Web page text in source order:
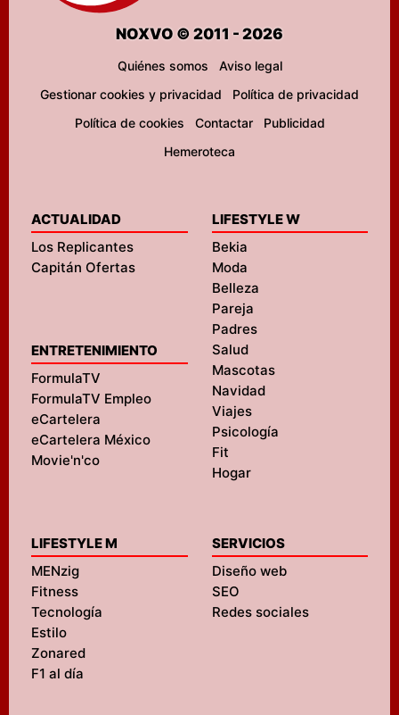
NOXVO © 2011 - 2026
Quiénes somos
Aviso legal
Gestionar cookies y privacidad
Política de privacidad
Política de cookies
Contactar
Publicidad
Hemeroteca
ACTUALIDAD
Los Replicantes
Capitán Ofertas
ENTRETENIMIENTO
FormulaTV
FormulaTV Empleo
eCartelera
eCartelera México
Movie'n'co
LIFESTYLE W
Bekia
Moda
Belleza
Pareja
Padres
Salud
Mascotas
Navidad
Viajes
Psicología
Fit
Hogar
LIFESTYLE M
MENzig
Fitness
Tecnología
Estilo
Zonared
F1 al día
SERVICIOS
Diseño web
SEO
Redes sociales